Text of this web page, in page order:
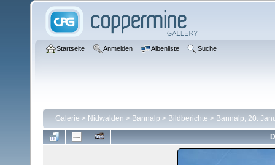
Startseite Anmelden Albenliste Suche
Galerie > Nidwalden > Bannalp > Bildberichte > Bannalp, 20.